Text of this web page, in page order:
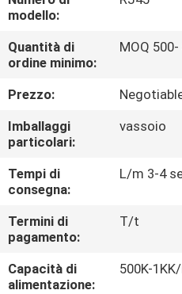
DELLA
FABBRICA
CONTROLLO
DI
QUALITÀ
CONTATTICI
VR
SHOW
modello:
Quantità di
ordine minimo:
MOQ
Prezzo:
Imballaggi
particolari:
vassoio
Tempi di
consegna:
L/m 3-4
Termini di
pagamento:
T/t
Capacità di
alimentazione:
500K-